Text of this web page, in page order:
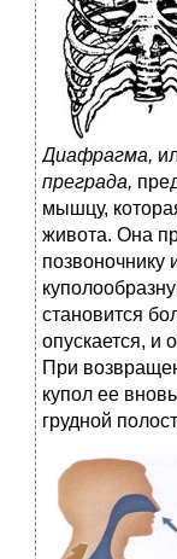
Диафрагма,
преграда,
мышцу,
живота. Она
позвоночнику
становится
опускается, и
При
купол ее
грудной